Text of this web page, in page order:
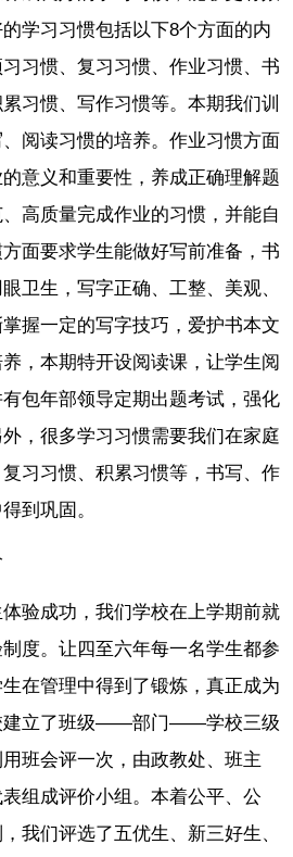
学习习惯包括以下8个方面的内
习惯、复习习惯、作业习惯、书
习惯、写作习惯等。本期我们训
阅读习惯的培养。作业习惯方面
意义和重要性，养成正确理解题
高质量完成作业的习惯，并能自
面要求学生能做好写前准备，书
卫生，写字正确、工整、美观、
握一定的写字技巧，爱护书本文
，本期特开设阅读课，让学生阅
包年部领导定期出题考试，强化
，很多学习习惯需要我们在家庭
习习惯、积累习惯等，书写、作
到巩固。
验成功，我们学校在上学期前就
度。让四至六年每一名学生都参
在管理中得到了锻炼，真正成为
建立了班级——部门——学校三级
班会评一次，由政教处、班主
组成评价小组。本着公平、公
我们评选了五优生、新三好生、